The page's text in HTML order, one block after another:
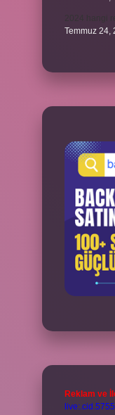
Temmuz 24,
Reklam ve